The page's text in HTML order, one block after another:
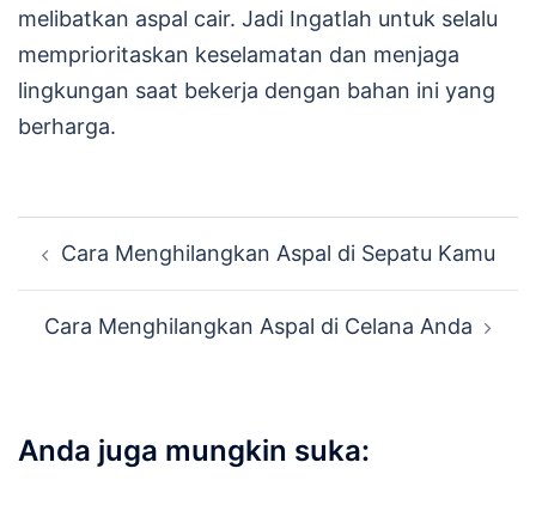
melibatkan aspal cair. Jadi Ingatlah untuk selalu
memprioritaskan keselamatan dan menjaga
lingkungan saat bekerja dengan bahan ini yang
berharga.
Tulisan
Cara Menghilangkan Aspal di Sepatu Kamu
Cara Menghilangkan Aspal di Celana Anda
Anda juga mungkin suka: